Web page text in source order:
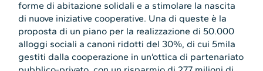
forme di abitazione solidali e a stimolare la nascita
di nuove iniziative cooperative. Una di queste è la
proposta di un piano per la realizzazione di 50.000
alloggi sociali a canoni ridotti del 30%, di cui 5mila
gestiti dalla cooperazione in un’ottica di partenariato